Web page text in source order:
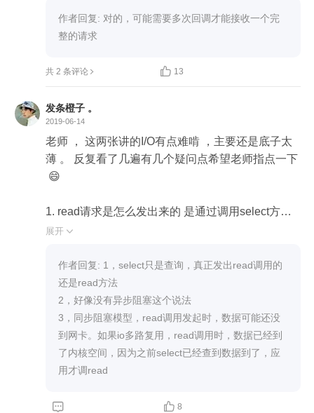
作者回复: 对的，可能需要多次回调才能接收一个完
整的请求
共 2 条评论  13
发条橙子 。
2019-06-14
老师 ， 这两张讲的I/O有点难啃 ，主要还是底子太
薄 。 反复看了几遍有几个疑问点希望老师指点一下
😄
1. read请求是怎么发出来的 是通过调用select方法
发出来的么 ？
2. 异步我看发了一个read 就返回了，那实际是应该
是指异步非阻塞 ， 那么存在异步阻塞的模型么？
3. 老师说从tcp/ip那层解数据包。我理解的过程是 当
客户端发一个uri请求，当通过一系列的路由后最终
到我们的服务器，再从七层网络模型的最底层开始
一路向上到最顶层的应用层。 当应用层（Tomcat容
操作系统发送一个read请求 ，然后等待操作系统内
展开 
作者回复: 1，select只是查询，真正发出read调用的
还是read方法
2，好像没有异步阻塞这个说法
3，同步阻塞模型，read调用发起时，数据可能还没
到网卡。如果io多路复用，read调用时，数据已经到
了内核空间，因为之前select已经查到数据到了，应
用才调read
  8